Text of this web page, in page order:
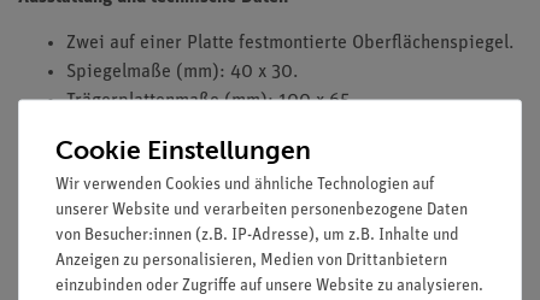
Zwei auf einer Platte festmontierte Oberflächenspiegel.
Spiegelmaße (mm): 40 x 30.
Trägerplattenmaße (mm): 100 x 65.
Versandkostenfrei ab 300,- €
Cookie Einstellungen
Wir verwenden Cookies und ähnliche Technologien auf
unserer Website und verarbeiten personenbezogene Daten
von Besucher:innen (z.B. IP-Adresse), um z.B. Inhalte und
Anzeigen zu personalisieren, Medien von Drittanbietern
einzubinden oder Zugriffe auf unsere Website zu analysieren.